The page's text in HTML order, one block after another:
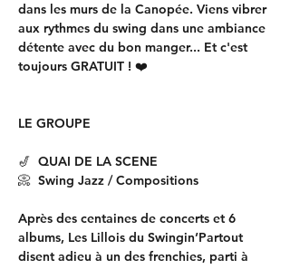
dans les murs de la Canopée. Viens vibrer
aux rythmes du swing dans une ambiance
détente avec du bon manger... Et c'est
toujours GRATUIT ! ❤️
LE GROUPE
🎷  QUAI DE LA SCENE
📀  Swing Jazz / Compositions
Après des centaines de concerts et 6
albums, Les Lillois du Swingin’Partout
disent adieu à un des frenchies, parti à